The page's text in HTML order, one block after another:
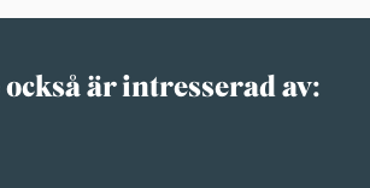
är intresserad av: